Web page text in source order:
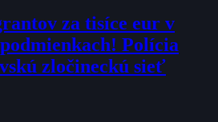
za tisíce eur v
Polícia
zločineckú sieť